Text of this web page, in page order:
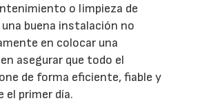
o limpieza de
buena instalación no
en colocar una
asegurar que todo el
de forma eficiente, fiable y
el primer día.